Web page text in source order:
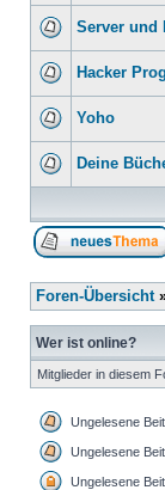
Server und
Hacker
Yoho
Deine
Foren-Übersicht
Wer ist online?
Mitglieder in diesem
Ungelesene
Ungelesene
Ungelesene